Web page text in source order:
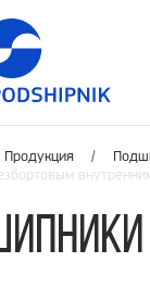
Продукция /